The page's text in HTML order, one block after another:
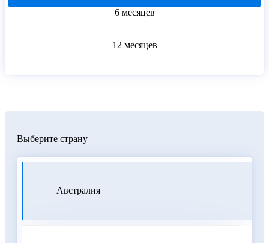
6 месяцев
12 месяцев
Выберите страну
Австралия